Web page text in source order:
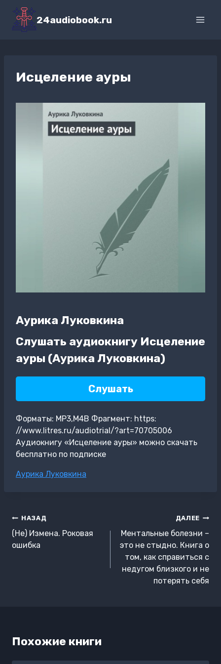
Перейти
содержимому
24audiobook.ru
Исцеление ауры
Аурика Луковкина
Слушать аудиокнигу Исцеление
ауры (Аурика Луковкина)
Слушать
Форматы: MP3,M4B Фрагмент: https:
//www.litres.ru/audiotrial/?art=70705006
Аудиокнигу «Исцеление ауры» можно скачать
бесплатно по подписке
Метки
Аурика Луковкина
Навигация
по
записям
НАЗАД
(Не) Измена. Роковая
ошибка
ДАЛЕЕ
Ментальные болезни –
это не стыдно. Книга о
том, как справиться с
недугом близкого и не
потерять себя
Похожие книги